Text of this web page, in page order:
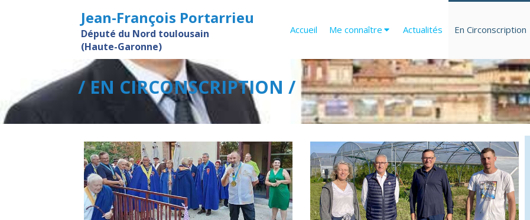
Accueil Me connaître Actualités En Circonscription
Jean-François Portarrieu
Député du Nord toulousain
(Haute-Garonne)
/ EN CIRCONSCRIPTION /